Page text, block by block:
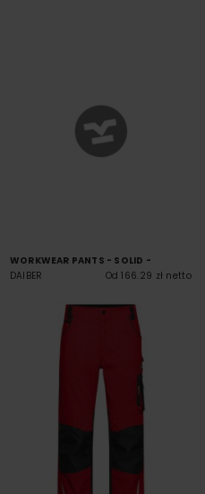
WORKWEAR PANTS - SOLID -
DAIBER
Od 166.29 zł netto